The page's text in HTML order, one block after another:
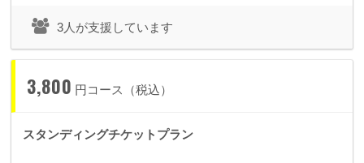
☜ ☝ ☞ ☟ 今回のワンマンショーで実現
したいこと☜ ☝ ☞ ☟
今回はこのプロジェクト開始とともに、約5ヶ月前からショー
3人が支援しています
3,800 円コース（税込）
スタンディングチケットプラン